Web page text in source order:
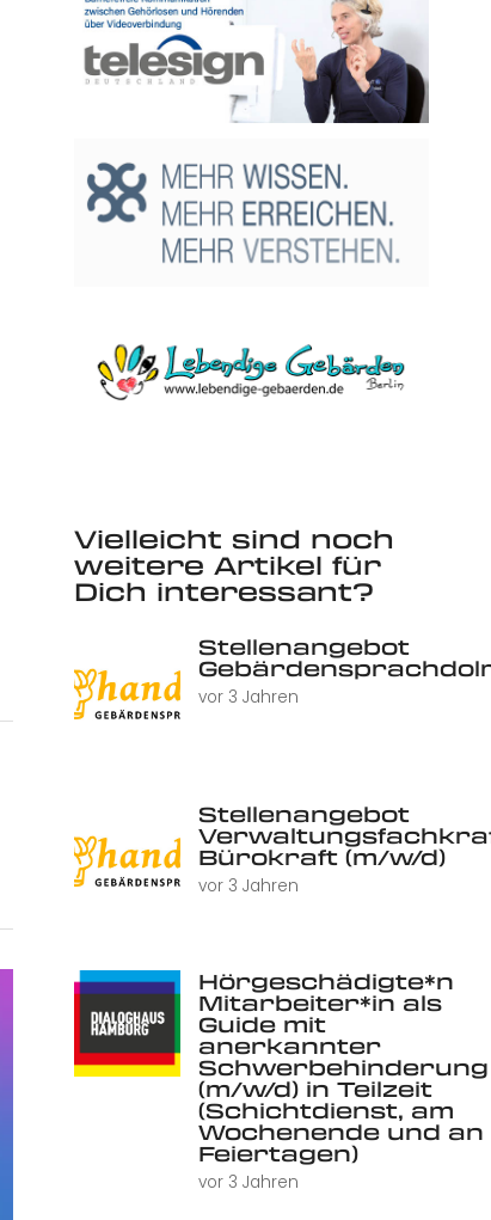
Vielleicht sind noch
weitere Artikel für
Dich interessant?
Stellenangebot
vor 3 Jahren
Stellenangebot
Bürokraft (m/w/d)
vor 3 Jahren
Hörgeschädigte*n
Mitarbeiter*in als
Guide mit
anerkannter
Schwerbehinderung
(m/w/d) in Teilzeit
(Schichtdienst, am
Wochenende und an
Feiertagen)
vor 3 Jahren